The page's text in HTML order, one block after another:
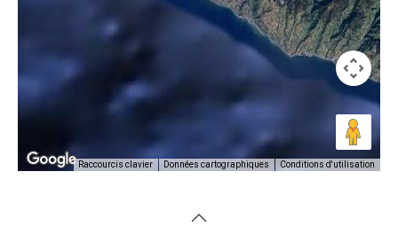
Raccourcis clavier Données cartographiques Conditions d'utilisation